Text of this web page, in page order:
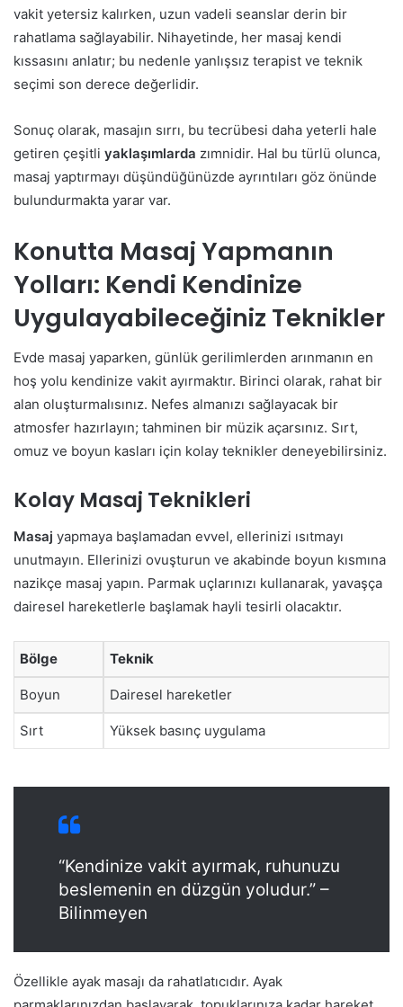
vakit yetersiz kalırken, uzun vadeli seanslar derin bir
rahatlama sağlayabilir. Nihayetinde, her masaj kendi
kıssasını anlatır; bu nedenle yanlışsız terapist ve teknik
seçimi son derece değerlidir.
Sonuç olarak, masajın sırrı, bu tecrübesi daha yeterli hale
getiren çeşitli yaklaşımlarda zımnidir. Hal bu türlü olunca,
masaj yaptırmayı düşündüğünüzde ayrıntıları göz önünde
bulundurmakta yarar var.
Konutta Masaj Yapmanın
Yolları: Kendi Kendinize
Uygulayabileceğiniz Teknikler
Evde masaj yaparken, günlük gerilimlerden arınmanın en
hoş yolu kendinize vakit ayırmaktır. Birinci olarak, rahat bir
alan oluşturmalısınız. Nefes almanızı sağlayacak bir
atmosfer hazırlayın; tahminen bir müzik açarsınız. Sırt,
omuz ve boyun kasları için kolay teknikler deneyebilirsiniz.
Kolay Masaj Teknikleri
Masaj yapmaya başlamadan evvel, ellerinizi ısıtmayı
unutmayın. Ellerinizi ovuşturun ve akabinde boyun kısmına
nazikçe masaj yapın. Parmak uçlarınızı kullanarak, yavaşça
dairesel hareketlerle başlamak hayli tesirli olacaktır.
Bölge Teknik
Boyun Dairesel hareketler
Sırt Yüksek basınç uygulama
“Kendinize vakit ayırmak, ruhunuzu
beslemenin en düzgün yoludur.” –
Bilinmeyen
Özellikle ayak masajı da rahatlatıcıdır. Ayak